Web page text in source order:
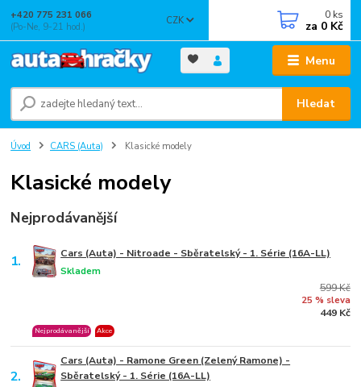
Menu
CZK
Hledat
+420 775 231 066
(Po-Ne, 9-21 hod.)
0 ks
za 0 Kč
Úvod CARS (Auta) Klasické modely
Klasické modely
Nejprodávanější
1. Cars (Auta) - Nitroade - Sběratelský - 1. Série (16A-LL)
Skladem
Nejprodávanější Akce
599 Kč
25 % sleva
449 Kč
2.
Cars (Auta) - Ramone Green (Zelený Ramone) -
Sběratelský - 1. Série (16A-LL)